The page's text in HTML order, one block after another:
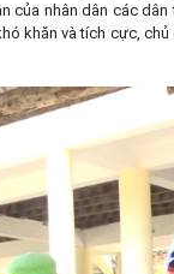
của nhân dân các
khăn và tích cực,